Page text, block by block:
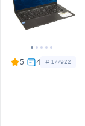
5 # 177922